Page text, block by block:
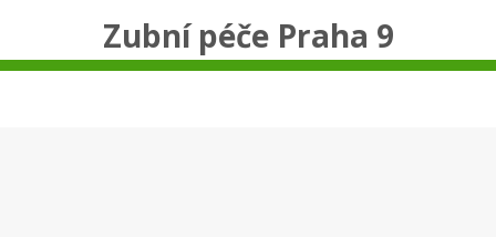
Zubní péče Praha 9